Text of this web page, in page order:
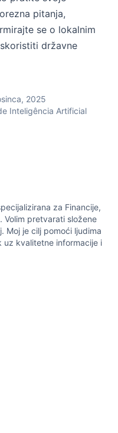
pitanja,
se o lokalnim
državne
2025
Inteligência Artificial
za Financije,
Volim pretvarati složene
Moj je cilj pomoći ljudima
kvalitetne informacije i